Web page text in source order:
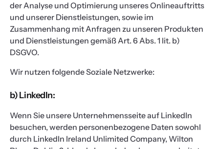
der Analyse und Optimierung unseres Onlineauftritts
und unserer Dienstleistungen, sowie im
Zusammenhang mit Anfragen zu unseren Produkten
und Dienstleistungen gemäß Art. 6 Abs. 1 lit. b)
DSGVO.
Wir nutzen folgende Soziale Netzwerke:
b) LinkedIn:
Wenn Sie unsere Unternehmensseite auf LinkedIn
besuchen, werden personenbezogene Daten sowohl
durch LinkedIn Ireland Unlimited Company, Wilton